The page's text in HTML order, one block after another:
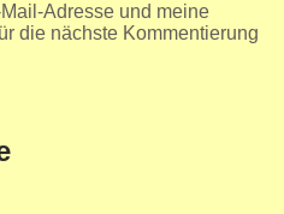
Adresse und meine
die nächste Kommentierung